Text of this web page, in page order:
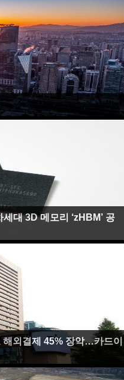
대 3D 메모리 ‘zHBM’ 공
해외결제 45% 장악…카드이